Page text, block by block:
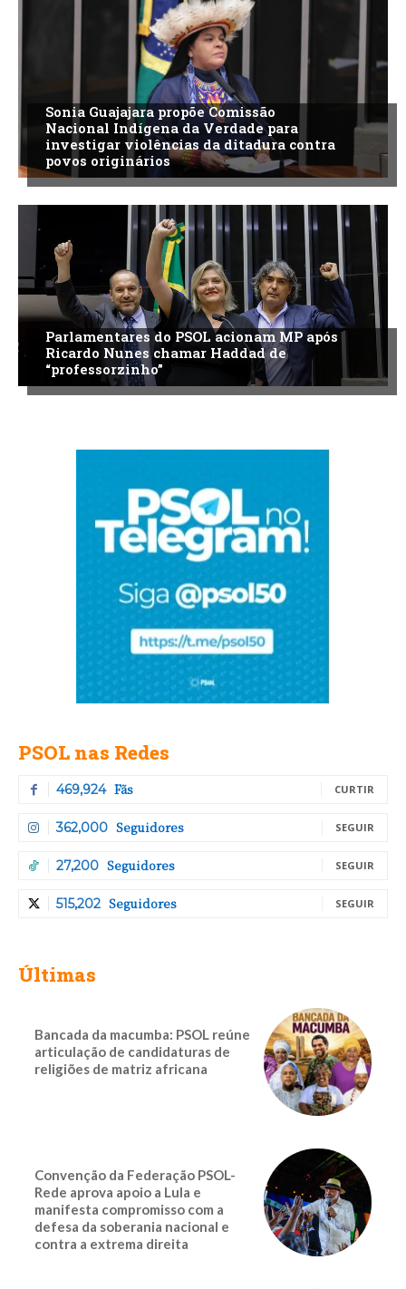
Sonia Guajajara propõe Comissão
Nacional Indígena da Verdade para
investigar violências da ditadura contra
povos originários
Parlamentares do PSOL acionam MP após
Ricardo Nunes chamar Haddad de
“professorzinho”
PSOL nas Redes
469,924 Fãs CURTIR
362,000 Seguidores SEGUIR
27,200 Seguidores SEGUIR
515,202 Seguidores SEGUIR
Últimas
Bancada da macumba: PSOL reúne
articulação de candidaturas de
religiões de matriz africana
Convenção da Federação PSOL-
Rede aprova apoio a Lula e
manifesta compromisso com a
defesa da soberania nacional e
contra a extrema direita